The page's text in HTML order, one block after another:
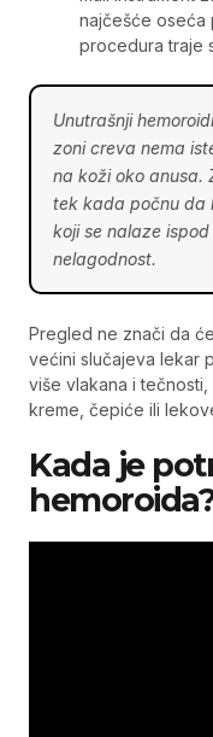
najčešće oseća
procedura traje
Unutrašnji
zoni creva nema
na koži oko anusa.
tek kada počnu da
koji se nalaze
nelagodnost.
Pregled ne znači da
većini slučajeva lekar
više vlakana i
kreme, čepiće ili
Kada je
hemoroida?